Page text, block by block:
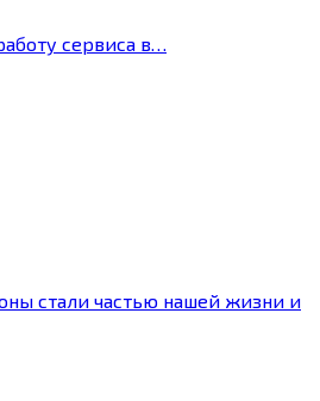
сервиса в…
стали частью нашей жизни и